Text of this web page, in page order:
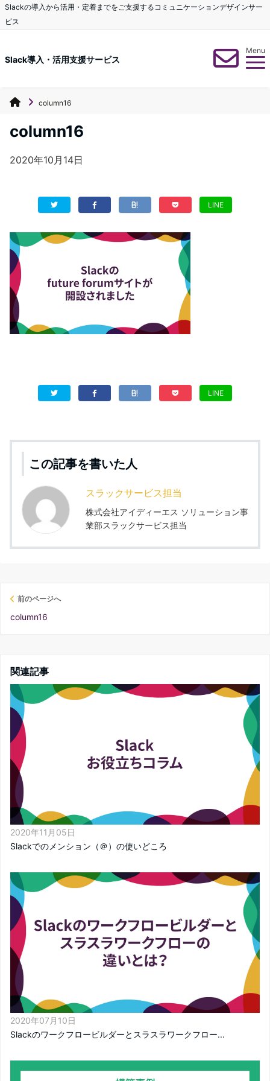
Slackの導入から活用・定着までをご支援するコミュニケーションデザインサー
ビス
Slack導入・活用支援サービス
Menu
column16
column16
2020年10月14日
LINE
LINE
この記事を書いた人
スラックサービス担当
株式会社アイディーエス ソリューション事
業部スラックサービス担当
前のページへ
column16
関連記事
2020年11月05日
Slackでのメンション（＠）の使いどころ
2020年07月10日
Slackのワークフロービルダーとスラスラワークフロー...